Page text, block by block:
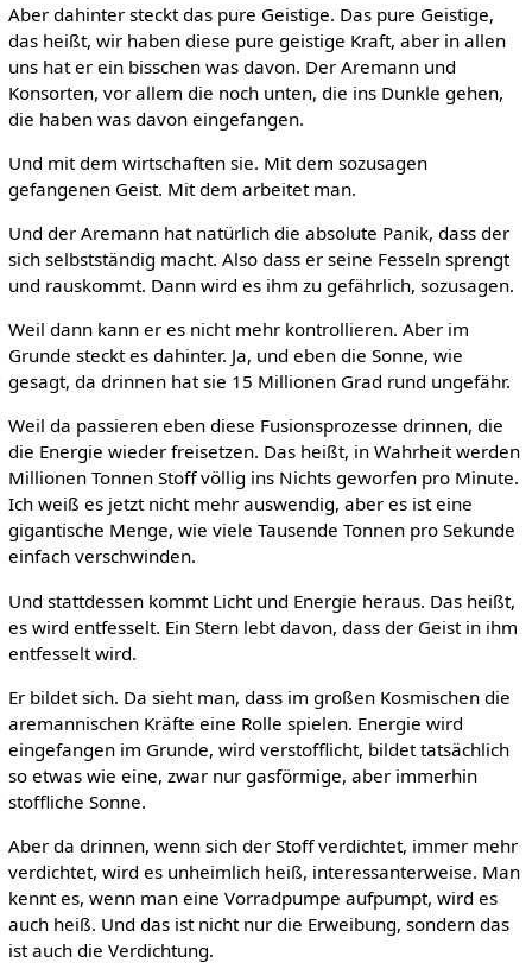
Aber dahinter steckt das pure Geistige. Das pure Geistige,
das heißt, wir haben diese pure geistige Kraft, aber in allen
uns hat er ein bisschen was davon. Der Aremann und
Konsorten, vor allem die noch unten, die ins Dunkle gehen,
die haben was davon eingefangen.
Und mit dem wirtschaften sie. Mit dem sozusagen
gefangenen Geist. Mit dem arbeitet man.
Und der Aremann hat natürlich die absolute Panik, dass der
sich selbstständig macht. Also dass er seine Fesseln sprengt
und rauskommt. Dann wird es ihm zu gefährlich, sozusagen.
Weil dann kann er es nicht mehr kontrollieren. Aber im
Grunde steckt es dahinter. Ja, und eben die Sonne, wie
gesagt, da drinnen hat sie 15 Millionen Grad rund ungefähr.
Weil da passieren eben diese Fusionsprozesse drinnen, die
die Energie wieder freisetzen. Das heißt, in Wahrheit werden
Millionen Tonnen Stoff völlig ins Nichts geworfen pro Minute.
Ich weiß es jetzt nicht mehr auswendig, aber es ist eine
gigantische Menge, wie viele Tausende Tonnen pro Sekunde
einfach verschwinden.
Und stattdessen kommt Licht und Energie heraus. Das heißt,
es wird entfesselt. Ein Stern lebt davon, dass der Geist in ihm
entfesselt wird.
Er bildet sich. Da sieht man, dass im großen Kosmischen die
aremannischen Kräfte eine Rolle spielen. Energie wird
eingefangen im Grunde, wird verstofflicht, bildet tatsächlich
so etwas wie eine, zwar nur gasförmige, aber immerhin
stoffliche Sonne.
Aber da drinnen, wenn sich der Stoff verdichtet, immer mehr
verdichtet, wird es unheimlich heiß, interessanterweise. Man
kennt es, wenn man eine Vorradpumpe aufpumpt, wird es
auch heiß. Und das ist nicht nur die Erweibung, sondern das
ist auch die Verdichtung.